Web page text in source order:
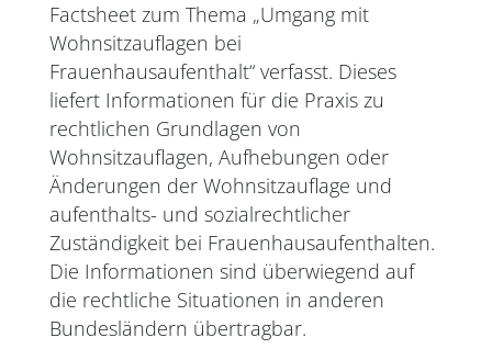
Factsheet zum Thema „Umgang mit
Wohnsitzauflagen bei
Frauenhausaufenthalt“ verfasst. Dieses
liefert Informationen für die Praxis zu
rechtlichen Grundlagen von
Wohnsitzauflagen, Aufhebungen oder
Änderungen der Wohnsitzauflage und
aufenthalts- und sozialrechtlicher
Zuständigkeit bei Frauenhausaufenthalten.
Die Informationen sind überwiegend auf
die rechtliche Situationen in anderen
Bundesländern übertragbar.